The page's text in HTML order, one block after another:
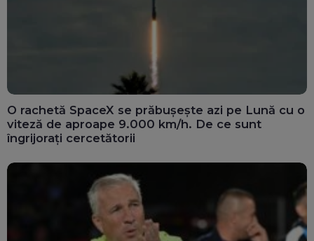
O rachetă SpaceX se prăbușește azi pe Lună cu o
viteză de aproape 9.000 km/h. De ce sunt
îngrijorați cercetătorii